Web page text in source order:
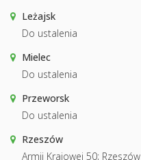
Leżajsk
Do ustalenia
Mielec
Do ustalenia
Przeworsk
Do ustalenia
Rzeszów
Armii Krajowej 50; Rzeszów